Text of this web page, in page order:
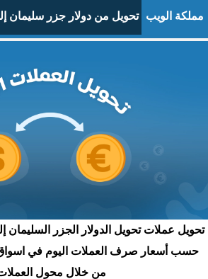
مملكة الويب
تحويل عملات تحويل الدولار الجزر السليمان
حسب أسعار صرف العملات اليوم في اسواق
من خلال محول